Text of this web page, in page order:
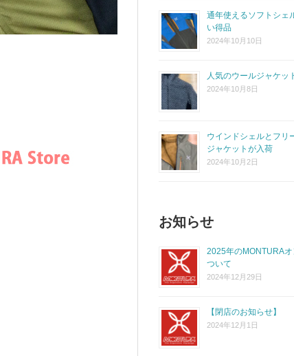
通年使えるソフトシェ
い得品
2024年10月10日
人気のウールジャケッ
2024年10月8日
ウインドシェルとフリ
ジャケットが入荷
2024年10月2日
お知らせ
2025年のMONTURA
ついて
2024年12月29日
【閉店のお知らせ】
2024年12月1日